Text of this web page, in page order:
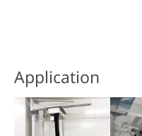
Application